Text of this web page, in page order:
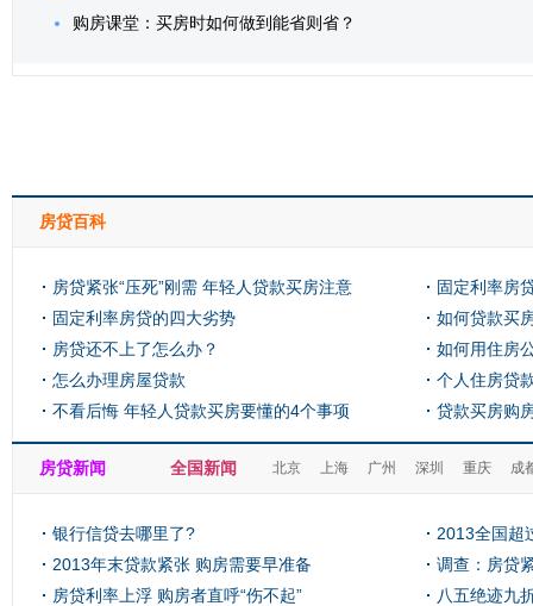
购房课堂：买房时如何做到能省则省？
房贷百科
房贷紧张“压死”刚需 年轻人贷款买房注意
啥？
固定利率房贷的四大劣势
房贷还不上了怎么办？
怎么办理房屋贷款
不看后悔 年轻人贷款买房要懂的4个事项
固定利率房
如何贷款买
如何用住房
个人住房贷
贷款买房购
房贷新闻 全国新闻 北京 上海 广州 深圳 重庆 成
银行信贷去哪里了?
2013年末贷款紧张 购房需要早准备
房贷利率上浮 购房者直呼“伤不起”
2013全国超
71亿
调查：房贷
比最高
八五绝迹九